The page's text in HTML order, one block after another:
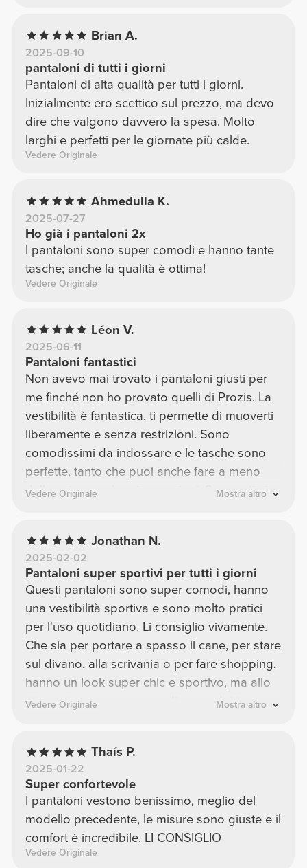
Brian A.
2025-09-10
pantaloni di tutti i giorni
Pantaloni di alta qualità per tutti i giorni.
Inizialmente ero scettico sul prezzo, ma devo
dire che valgono davvero la spesa. Molto
larghi e perfetti per le giornate più calde.
Vedere Originale
Ahmedulla K.
2025-07-27
Ho già i pantaloni 2x
I pantaloni sono super comodi e hanno tante
tasche; anche la qualità è ottima!
Vedere Originale
Léon V.
2025-06-11
Pantaloni fantastici
Non avevo mai trovato i pantaloni giusti per
me finché non ho provato quelli di Prozis. La
vestibilità è fantastica, ti permette di muoverti
liberamente e senza restrizioni. Sono
comodissimi da indossare e le tasche sono
perfette, tanto che puoi anche fare a meno
dello zaino per brevi escursioni. Sono ottimi
Vedere Originale Mostra altro
Jonathan N.
2025-02-02
Pantaloni super sportivi per tutti i giorni
Questi pantaloni sono super comodi, hanno
una vestibilità sportiva e sono molto pratici
per l'uso quotidiano. Li consiglio vivamente.
Che sia per portare a spasso il cane, per stare
sul divano, alla scrivania o per fare shopping,
hanno un look super chic e sportivo, ma allo
stesso tempo sono comodi come dei jogger
Vedere Originale Mostra altro
Thaís P.
2025-01-22
Super confortevole
I pantaloni vestono benissimo, meglio del
modello precedente, le misure sono giuste e il
comfort è incredibile. LI CONSIGLIO
Vedere Originale